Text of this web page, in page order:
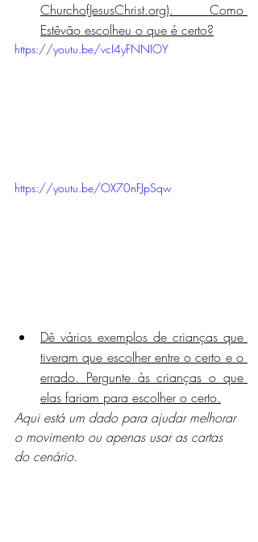
ChurchofJesusChrist.org). Como
Estêvão escolheu o que é certo?
https://youtu.be/vcI4yFNNIOY
https://youtu.be/OX70nFJpSqw
Dê vários exemplos de crianças que
tiveram que escolher entre o certo e o
errado. Pergunte às crianças o que
elas fariam para escolher o certo.
Aqui está um dado para ajudar melhorar
o movimento ou apenas usar as cartas
do cenário.